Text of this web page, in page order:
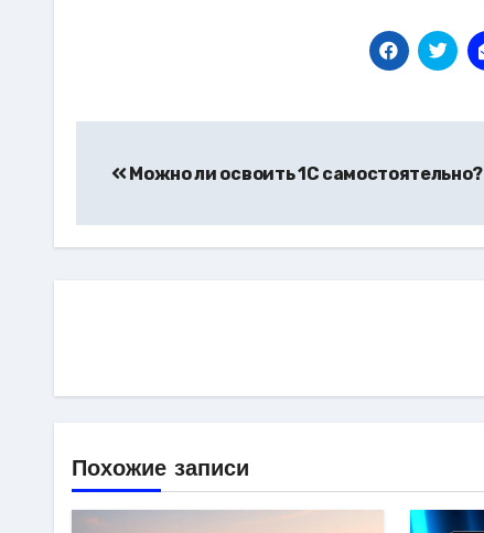
по
записям
Можно ли освоить 1С самостоятельно?
Похожие записи